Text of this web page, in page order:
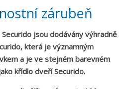
zárubeň
jsou dodávány výhradně
která je významným
a je ve stejném barevném
křídlo dveří Securido.